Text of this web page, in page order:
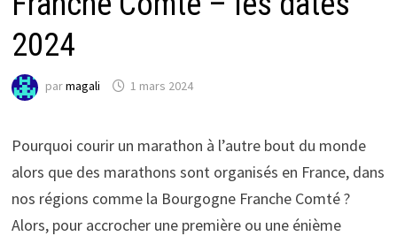
2024
parmagali 1 mars 2024
Pourquoi courir un marathon à l’autre bout du monde
alors que des marathons sont organisés en France, dans
nos régions comme la Bourgogne Franche Comté ?
Alors, pour accrocher une première ou une énième